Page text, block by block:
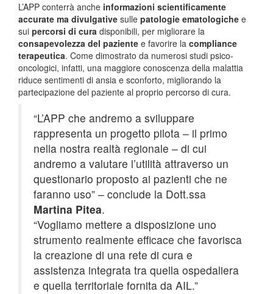
L’APP conterrà anche informazioni scientificamente
accurate ma divulgative sulle patologie ematologiche e
sui percorsi di cura disponibili, per migliorare la
consapevolezza del paziente e favorire la compliance
terapeutica. Come dimostrato da numerosi studi psico-
oncologici, infatti, una maggiore conoscenza della malattia
riduce sentimenti di ansia e sconforto, migliorando la
partecipazione del paziente al proprio percorso di cura.
“L’APP che andremo a sviluppare
rappresenta un progetto pilota – il primo
nella nostra realtà regionale – di cui
andremo a valutare l’utilità attraverso un
questionario proposto ai pazienti che ne
faranno uso” – conclude la Dott.ssa
Martina Pitea.
“Vogliamo mettere a disposizione uno
strumento realmente efficace che favorisca
la creazione di una rete di cura e
assistenza integrata tra quella ospedaliera
e quella territoriale fornita da AIL.”